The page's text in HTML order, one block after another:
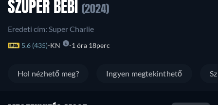
SZUPER BÉBI (2024)
Eredeti cím: Super Charlie
5.6 (435) KN 1 óra 18perc
Hol nézhető meg? Ingyen megtekinthető